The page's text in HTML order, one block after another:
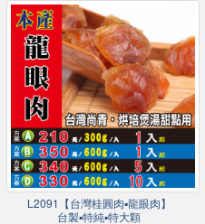
L2091【台灣桂圓肉▪龍眼肉】
台製▪特純▪特大顆